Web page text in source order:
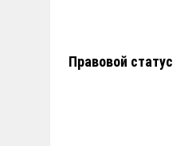
Правовой статус